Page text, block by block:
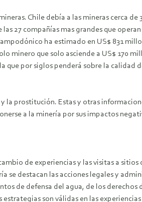
Chile debía a las mineras cerca
27 compañías mas grandes que
ha estimado en US$ 831
minero que solo asciende a US$ 170
por siglos penderá sobre la calidad
prostitución. Estas y otras
a la minería por sus impactos
de experiencias y las visitas a
se destacan las acciones legales y
de defensa del agua, de los
son válidas en las